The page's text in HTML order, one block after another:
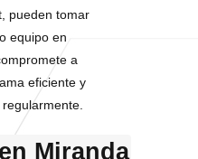
pueden tomar
equipo en
a
eficiente y
Miranda